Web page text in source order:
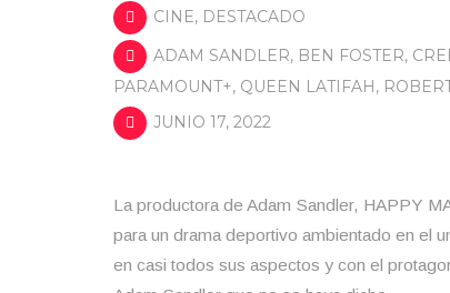
CINE, DESTACADO
ADAM SANDLER, BEN FOSTER,
PARAMOUNT+, QUEEN LATIFAH,
JUNIO 17, 2022
La productora de Adam Sandler, HAPPY
para un drama deportivo ambientado en el
en casi todos sus aspectos y con el